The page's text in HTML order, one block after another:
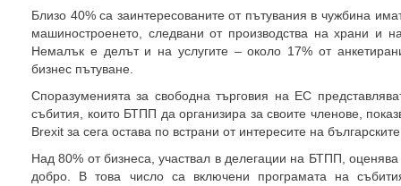
Близо 40% са заинтересованите от пътувания в чужбина
машиностроенето, следвани от производства на храни и
Немалък е делът и на услугите – около 17% от
бизнес пътуване.
Споразуменията за свободна търговия на ЕС
събития, които БТПП да организира за своите членове,
Brexit за сега остава по встрани от интересите на
Над 80% от бизнеса, участвал в делегации на БТПП,
добро. В това число са включени програмата на